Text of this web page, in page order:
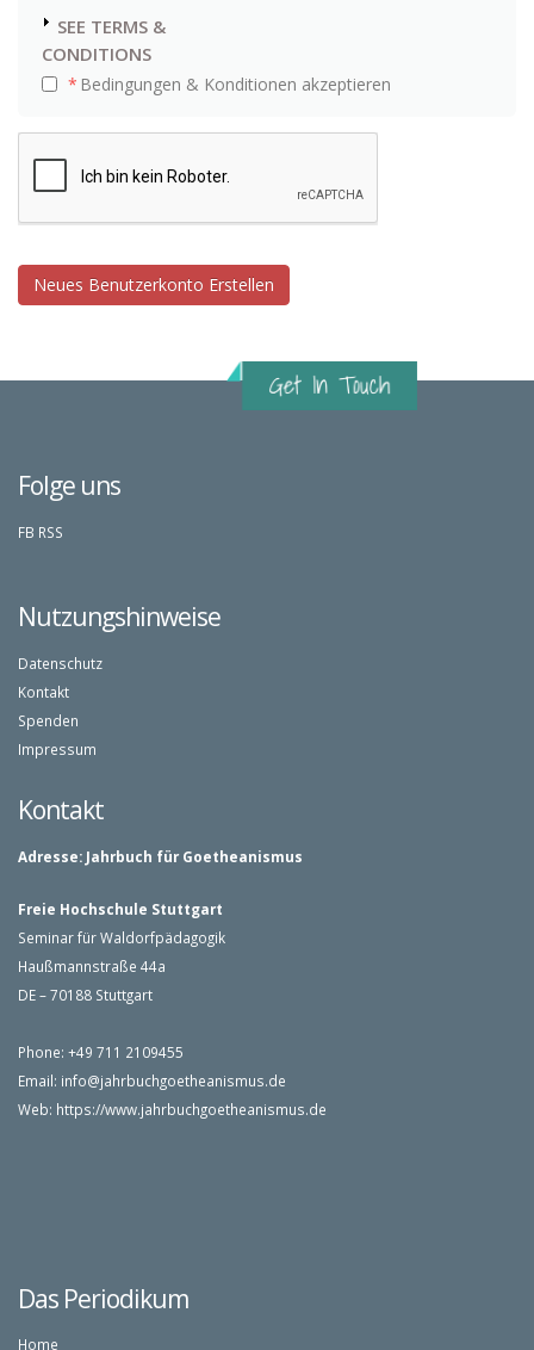
ANZEIGEN
SEE TERMS &
CONDITIONS
Bedingungen & Konditionen akzeptieren
Folge uns
FB RSS
Nutzungshinweise
Datenschutz
Kontakt
Spenden
Impressum
Kontakt
Adresse: Jahrbuch für Goetheanismus
Freie Hochschule Stuttgart
Seminar für Waldorfpädagogik
Haußmannstraße 44a
DE – 70188 Stuttgart
Phone: +49 711 2109455
Email: info@jahrbuchgoetheanismus.de
Web: https://www.jahrbuchgoetheanismus.de
Das Periodikum
Home